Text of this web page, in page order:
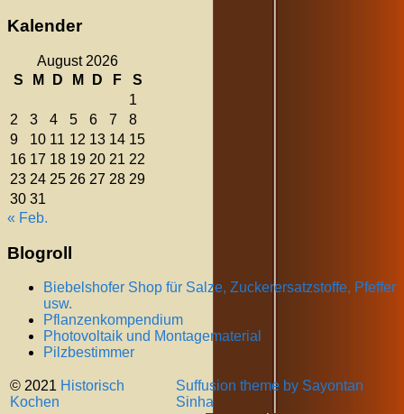
Kalender
August 2026
S
M D M D F
S
1
2
3 4 5 6 7
8
9
10 11 12 13 14 15
16 17 18 19 20 21 22
23 24 25 26 27 28 29
30 31
« Feb.
Blogroll
Biebelshofer Shop für Salze, Zuckerersatzstoffe, Pfeffer
usw.
Pflanzenkompendium
Photovoltaik und Montagematerial
Pilzbestimmer
© 2021 Historisch
Kochen
Suffusion theme by Sayontan
Sinha